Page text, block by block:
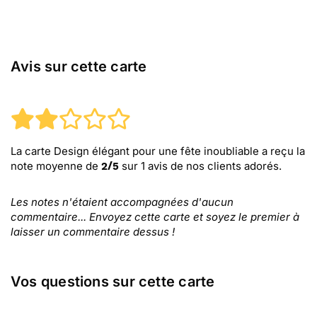
Avis sur cette carte
La carte Design élégant pour une fête inoubliable a reçu la
note moyenne de 2/5 sur 1 avis de nos clients adorés.
Les notes n'étaient accompagnées d'aucun
commentaire... Envoyez cette carte et soyez le premier à
laisser un commentaire dessus !
Vos questions sur cette carte